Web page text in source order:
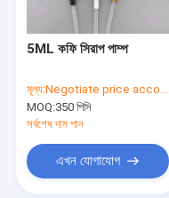
5ML কফি সিরাপ পাম্প
মূল্য:Negotiate price according to order quantity
MOQ:350 পিসি
সর্বশেষ দাম পান
এখন যোগাযোগ